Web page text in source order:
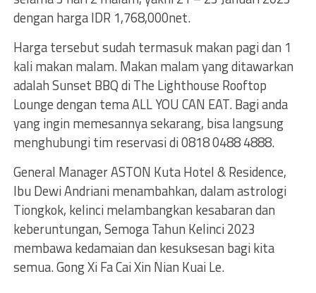
dengan harga IDR 1,768,000net.
Harga tersebut sudah termasuk makan pagi dan 1
kali makan malam. Makan malam yang ditawarkan
adalah Sunset BBQ di The Lighthouse Rooftop
Lounge dengan tema ALL YOU CAN EAT. Bagi anda
yang ingin memesannya sekarang, bisa langsung
menghubungi tim reservasi di 0818 0488 4888.
General Manager ASTON Kuta Hotel & Residence,
Ibu Dewi Andriani menambahkan, dalam astrologi
Tiongkok, kelinci melambangkan kesabaran dan
keberuntungan, Semoga Tahun Kelinci 2023
membawa kedamaian dan kesuksesan bagi kita
semua. Gong Xi Fa Cai Xin Nian Kuai Le.